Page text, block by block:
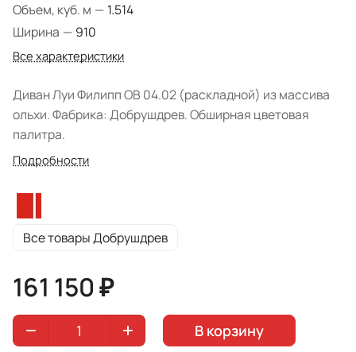
Объем, куб. м — 1.514
Ширина — 910
Все характеристики
Диван Луи Филипп ОВ 04.02 (раскладной) из массива
ольхи. Фабрика: Добрушдрев. Обширная цветовая
палитра.
Подробности
Все товары Добрушдрев
161 150 ₽
В корзину